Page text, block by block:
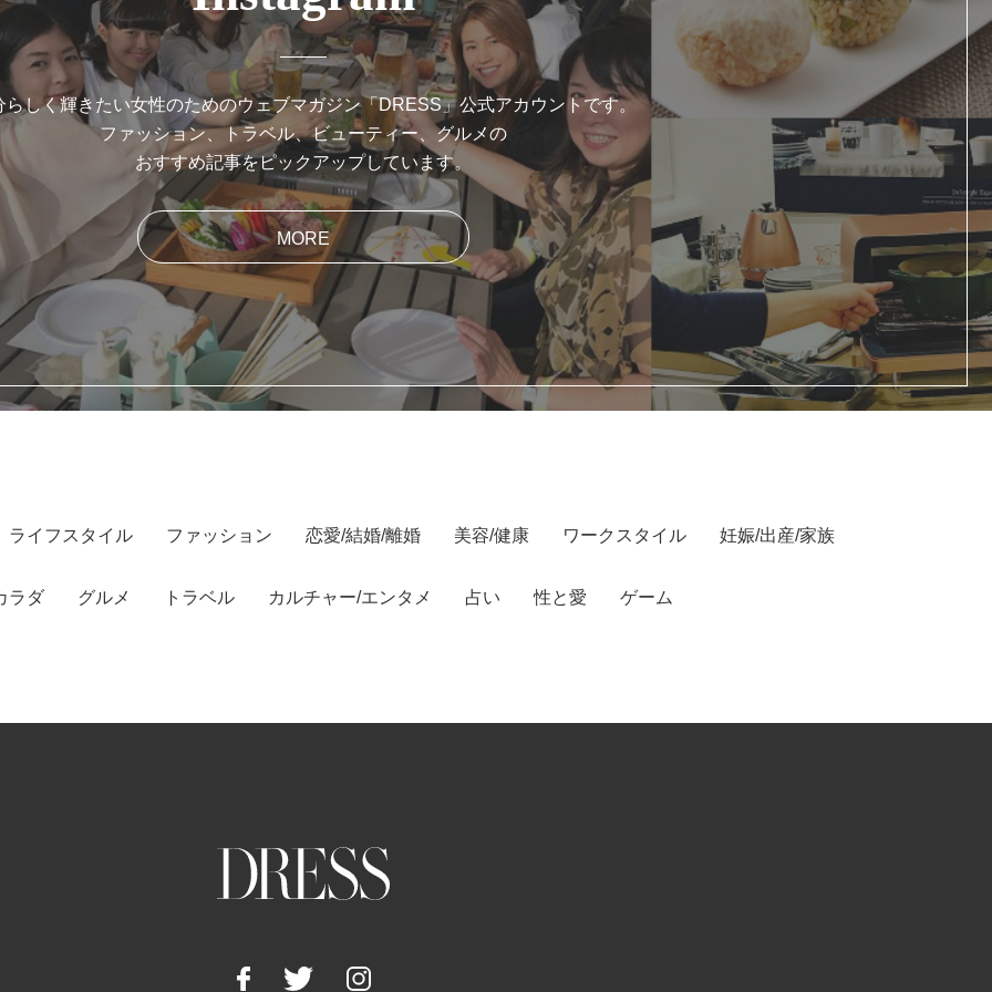
らしく輝きたい女性のためのウェブマガジン「DRESS」公式アカウントです。
ファッション、トラベル、ビューティー、グルメの
おすすめ記事をピックアップしています。
MORE
ライフスタイル ファッション 恋愛/結婚/離婚 美容/健康 ワークスタイル 妊娠/出産/家族
ラダ グルメ トラベル カルチャー/エンタメ 占い 性と愛 ゲーム